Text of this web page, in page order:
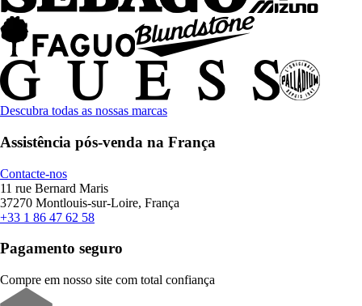
Descubra todas as nossas marcas
Assistência pós-venda na França
Contacte-nos
11 rue Bernard Maris
37270 Montlouis-sur-Loire, França
+33 1 86 47 62 58
Pagamento seguro
Compre em nosso site com total confiança